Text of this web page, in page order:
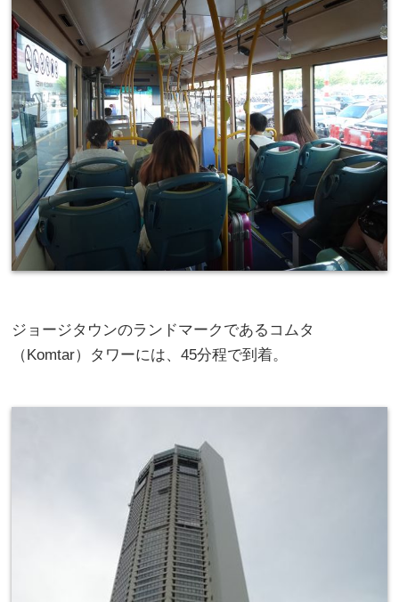
ジョージタウンのランドマークであるコムタ
（Komtar）タワーには、45分程で到着。